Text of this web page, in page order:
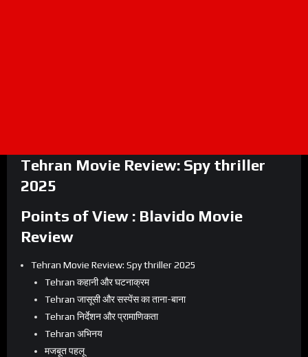
Tehran Movie Review: Spy thriller
2025
Points of View : Blavido Movie
Review
Tehran Movie Review: Spy thriller 2025
Tehran कहानी और घटनाक्रम
Tehran जासूसी और सस्पेंस का ताना-बाना
Tehran निर्देशन और प्रामाणिकता
Tehran अभिनय
मजबूत पहलू